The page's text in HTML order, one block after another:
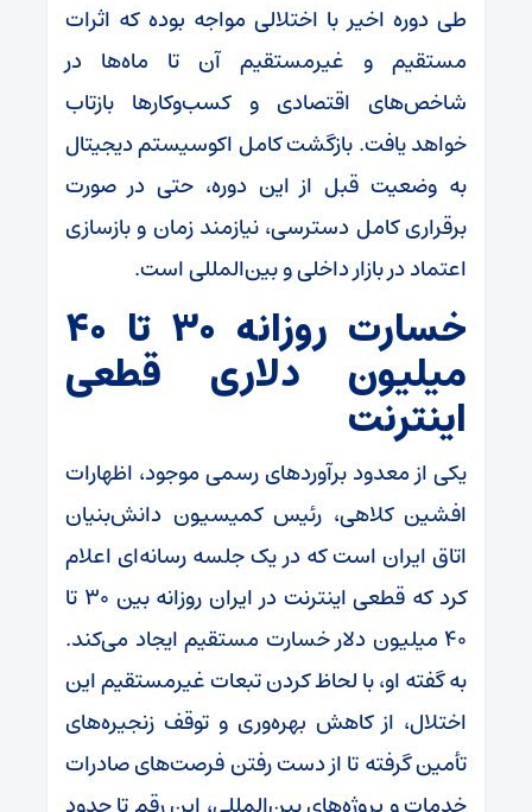
طی دوره اخیر با اختلالی مواجه بوده که اثرات
مستقیم و غیرمستقیم آن تا ماه‌ها در
شاخص‌های اقتصادی و کسب‌وکارها بازتاب
خواهد یافت. بازگشت کامل اکوسیستم دیجیتال
به وضعیت قبل از این دوره، حتی در صورت
برقراری کامل دسترسی، نیازمند زمان و بازسازی
اعتماد در بازار داخلی و بین‌المللی است.
خسارت روزانه ۳۰ تا ۴۰
میلیون دلاری قطعی
اینترنت
یکی از معدود برآوردهای رسمی موجود، اظهارات
افشین کلاهی، رئیس کمیسیون دانش‌بنیان
اتاق ایران است که در یک جلسه رسانه‌ای اعلام
کرد که قطعی اینترنت در ایران روزانه بین ۳۰ تا
۴۰ میلیون دلار خسارت مستقیم ایجاد می‌کند.
به گفته او، با لحاظ کردن تبعات غیرمستقیم این
اختلال، از کاهش بهره‌وری و توقف زنجیره‌های
تأمین گرفته تا از دست رفتن فرصت‌های صادرات